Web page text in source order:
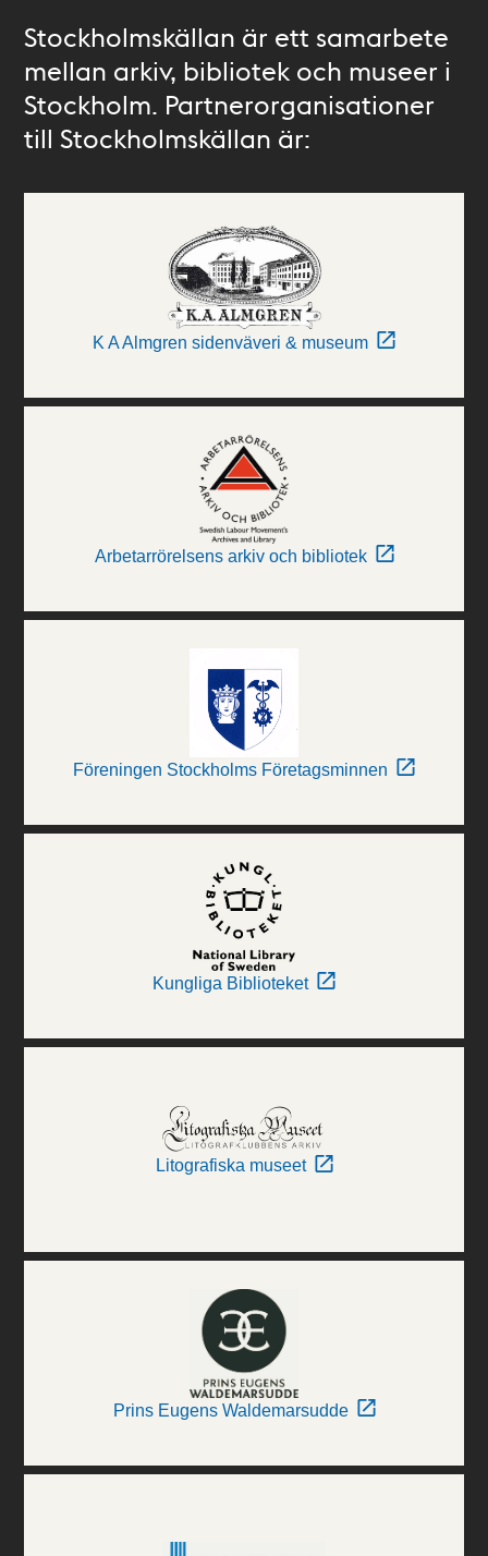
Stockholmskällan är ett samarbete
mellan arkiv, bibliotek och museer i
Stockholm. Partnerorganisationer
till Stockholmskällan är:
K A Almgren sidenväveri & museum
Arbetarrörelsens arkiv och bibliotek
Föreningen Stockholms Företagsminnen
Kungliga Biblioteket
Litografiska museet
Prins Eugens Waldemarsudde